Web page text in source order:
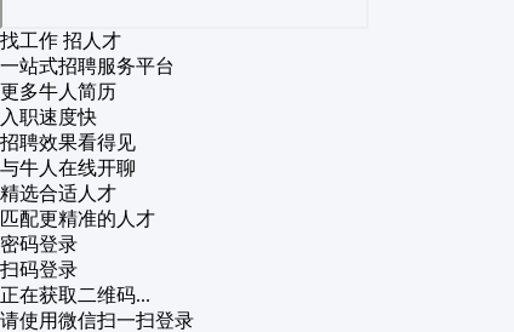
找工作 招人才
一站式招聘服务平台
更多牛人简历
入职速度快
招聘效果看得见
与牛人在线开聊
精选合适人才
匹配更精准的人才
密码登录
扫码登录
正在获取二维码...
请使用微信扫一扫登录